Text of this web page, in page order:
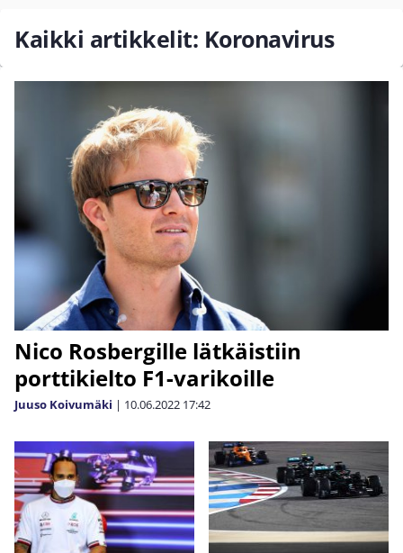
Kaikki artikkelit: Koronavirus
Nico Rosbergille lätkäistiin
porttikielto F1-varikoille
Juuso Koivumäki | 10.06.2022 17:42